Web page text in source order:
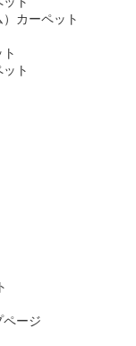
カーペット
ト
ページ